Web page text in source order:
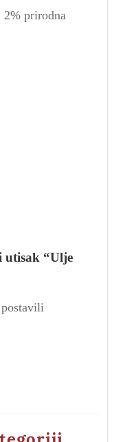
2% prirodna
utisak “Ulje